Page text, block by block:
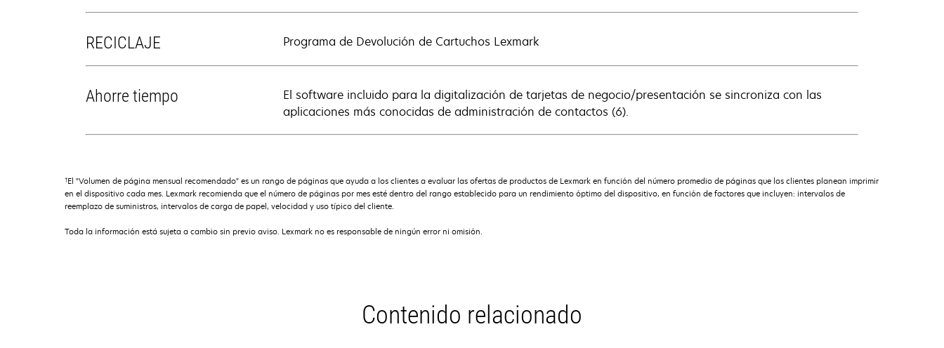
RECICLAJE Programa de Devolución de Cartuchos Lexmark
Ahorre tiempo
El software incluido para la digitalización de tarjetas de negocio/presentación se sincroniza con las
aplicaciones más conocidas de administración de contactos (6).
†El "Volumen de página mensual recomendado" es un rango de páginas que ayuda a los clientes a evaluar las ofertas de productos de Lexmark en función del número promedio de páginas que los clientes planean imprimir
en el dispositivo cada mes. Lexmark recomienda que el número de páginas por mes esté dentro del rango establecido para un rendimiento óptimo del dispositivo, en función de factores que incluyen: intervalos de
reemplazo de suministros, intervalos de carga de papel, velocidad y uso típico del cliente.
Toda la información está sujeta a cambio sin previo aviso. Lexmark no es responsable de ningún error ni omisión.
Contenido relacionado